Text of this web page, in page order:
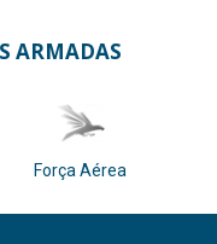
ARMADAS
Força Aérea